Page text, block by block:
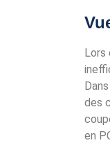
des
en